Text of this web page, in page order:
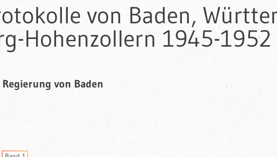
von Baden,
Hohenzollern 1945-1952
von Baden